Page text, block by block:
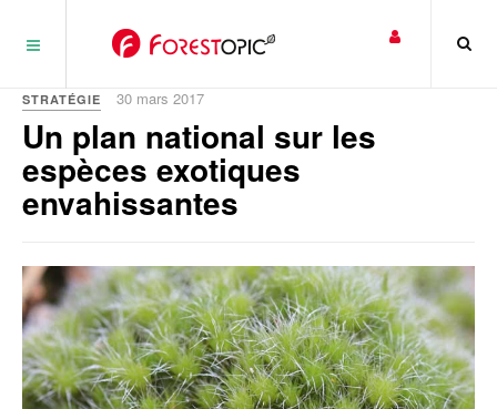
STRATÉGIE 30 mars 2017
Un plan national sur les
espèces exotiques
envahissantes